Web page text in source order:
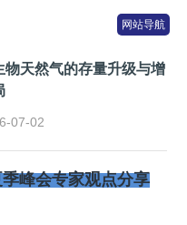
网站导航
物天然气的存量升级与增
07-02
峰会专家观点分享